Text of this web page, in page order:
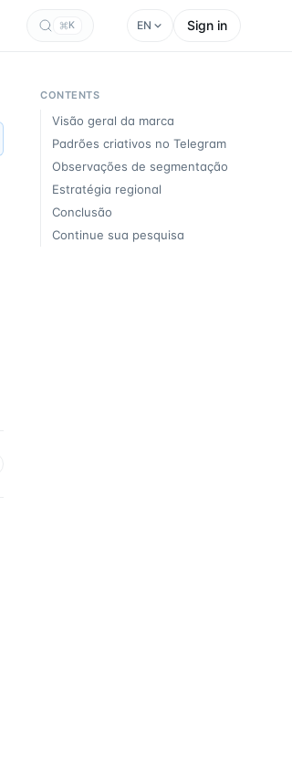
K EN Sign in
CONTENTS
Visão geral da marca
Padrões criativos no Telegram
Observações de segmentação
Estratégia regional
Conclusão
Continue sua pesquisa